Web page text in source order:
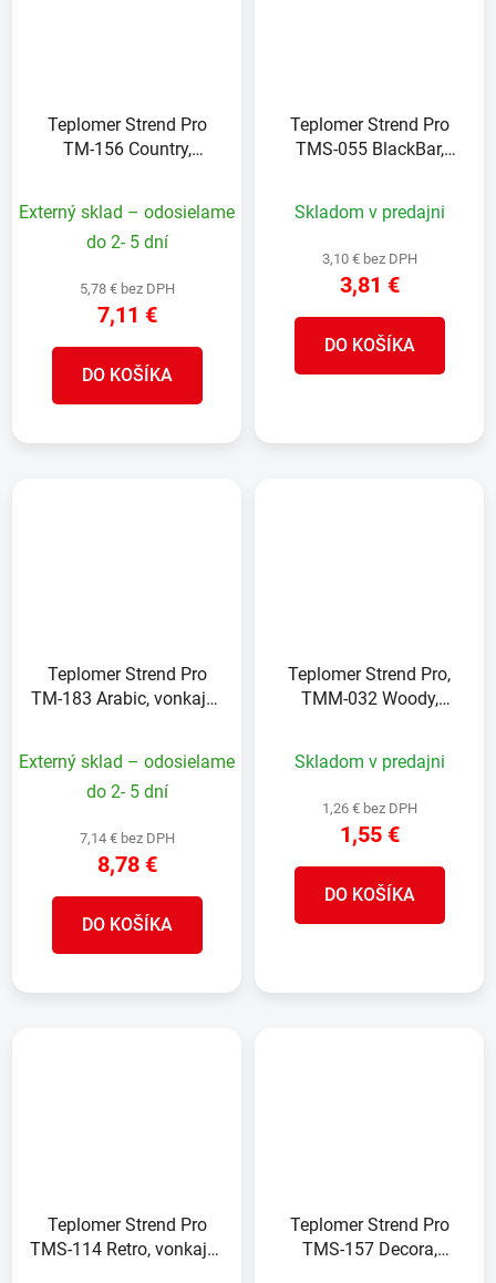
Teplomer Strend Pro
TM-156 Country,
Externý sklad – odosielame
do 2- 5 dní
5,78 € bez DPH
7,11 €
DO KOŠÍKA
Teplomer Strend Pro
TMS-055 BlackBar,
vlhkomerom
Skladom v predajni
3,10 € bez DPH
3,81 €
DO KOŠÍKA
Teplomer Strend Pro
TM-183 Arabic, vonkajší,
Externý sklad – odosielame
do 2- 5 dní
7,14 € bez DPH
8,78 €
DO KOŠÍKA
Teplomer Strend Pro,
TMM-032 Woody,
Skladom v predajni
1,26 € bez DPH
1,55 €
DO KOŠÍKA
Teplomer Strend Pro
TMS-114 Retro, vonkajší,
Teplomer Strend Pro
TMS-157 Decora,